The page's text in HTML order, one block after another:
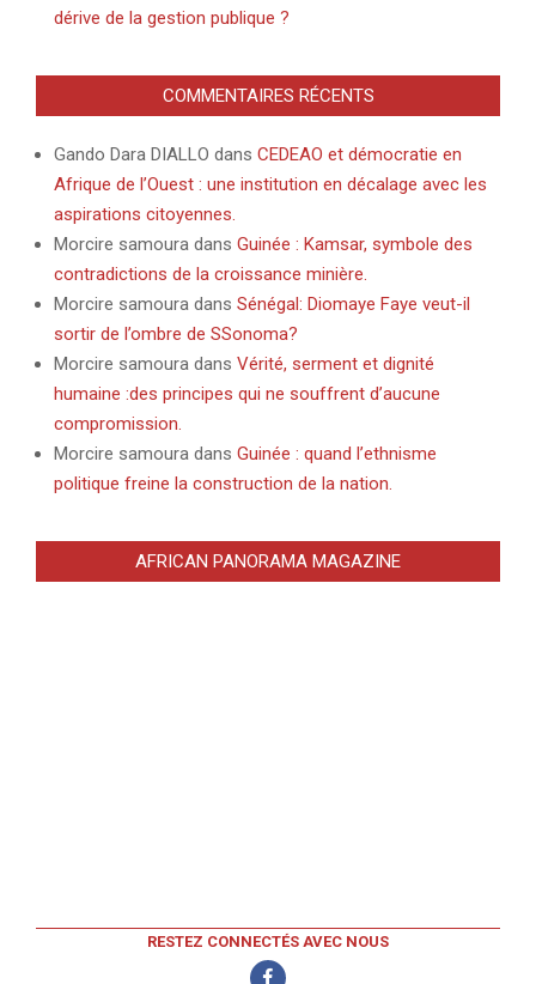
dérive de la gestion publique ?
COMMENTAIRES RÉCENTS
Gando Dara DIALLO dans CEDEAO et démocratie en
Afrique de l’Ouest : une institution en décalage avec les
aspirations citoyennes.
Morcire samoura dans Guinée : Kamsar, symbole des
contradictions de la croissance minière.
Morcire samoura dans Sénégal: Diomaye Faye veut-il
sortir de l’ombre de SSonoma?
Morcire samoura dans Vérité, serment et dignité
humaine :des principes qui ne souffrent d’aucune
compromission.
Morcire samoura dans Guinée : quand l’ethnisme
politique freine la construction de la nation.
AFRICAN PANORAMA MAGAZINE
RESTEZ CONNECTÉS AVEC NOUS